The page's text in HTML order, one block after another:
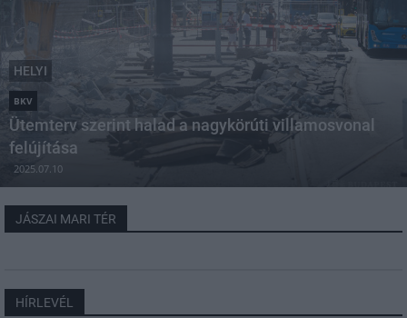
HELYI
BKV
Ütemterv szerint halad a nagykörúti villamosvonal
felújítása
2025.07.10
JÁSZAI MARI TÉR
HÍRLEVÉL